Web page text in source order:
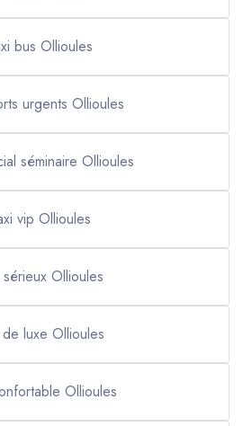
bus Ollioules
urgents Ollioules
séminaire Ollioules
vip Ollioules
sérieux Ollioules
luxe Ollioules
Ollioules